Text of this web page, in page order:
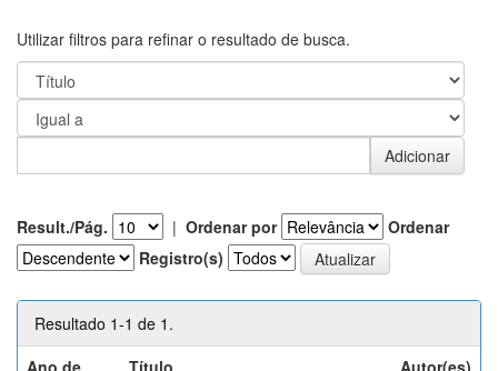
Utilizar filtros para refinar o resultado de busca.
Result./Pág. | Ordenar por
Ordenar
Registro(s)
Resultado 1-1 de 1.
Ano de
Título Autor(es)